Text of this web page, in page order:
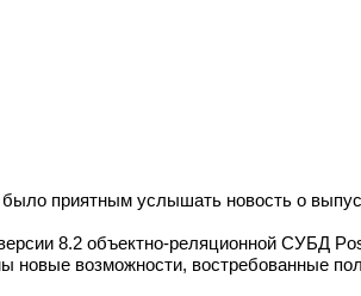
приятным услышать новость о
8.2 объектно-реляционной СУБД
новые возможности, востребованные